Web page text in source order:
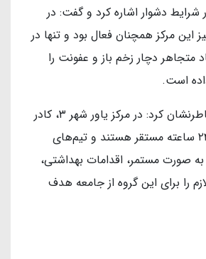
شرایط دشوار اشاره کرد و گفت: در
این مرکز همچنان فعال بود و تنها در
۴۴ معتاد متجاهر دچار زخم باز و عفونت را
است.
مقدمی در پایان خاطرنشان کرد: در مرکز یاور شهر ۳، کادر
پزشکی به صورت ۲۴ ساعته مستقر هستند و تیم‌های
صورت مستمر، اقدامات بهداشتی،
را برای این گروه از جامعه هدف